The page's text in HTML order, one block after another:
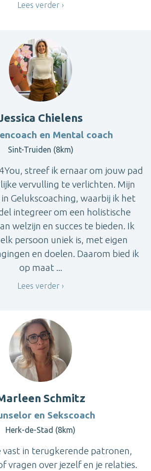
Lees verder
Chielens
en Mental coach
Sint-Truiden (8km)
streef ik ernaar om jouw pad
vervulling te verlichten. Mijn
Gelukscoaching, waarbij ik het
integreer om een holistische
welzijn en succes te bieden. Ik
persoon uniek is, met eigen
en doelen. Daarom bied ik
op maat ...
Lees verder
Schmitz
en Sekscoach
Herk-de-Stad (8km)
vast in terugkerende patronen,
vragen over jezelf en je relaties.